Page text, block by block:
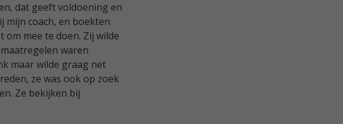
dat geeft voldoening en
mijn coach, en boekten
mee te doen. Zij wilde
waren
maar wilde graag net
ze was ook op zoek
Ze bekijken bij